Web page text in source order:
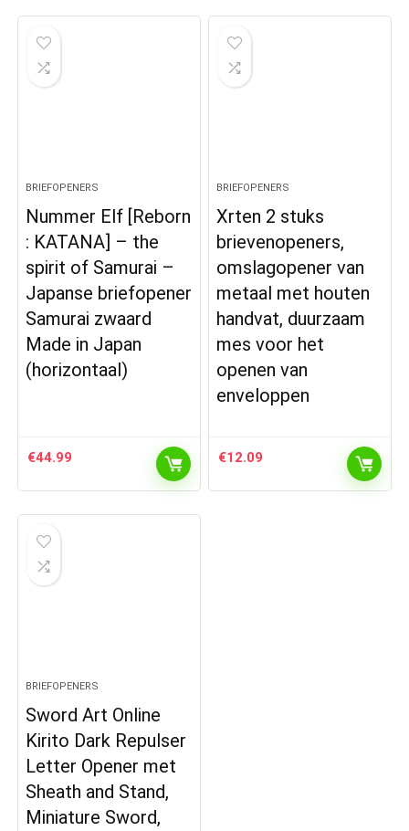
BRIEFOPENERS
Nummer Elf [Reborn
: KATANA] – the
spirit of Samurai –
Japanse briefopener
Samurai zwaard
Made in Japan
(horizontaal)
€44.99
BRIEFOPENERS
Xrten 2 stuks
brievenopeners,
omslagopener van
metaal met houten
handvat, duurzaam
mes voor het
openen van
enveloppen
€12.09
BRIEFOPENERS
Sword Art Online
Kirito Dark Repulser
Letter Opener met
Sheath and Stand,
Miniature Sword,